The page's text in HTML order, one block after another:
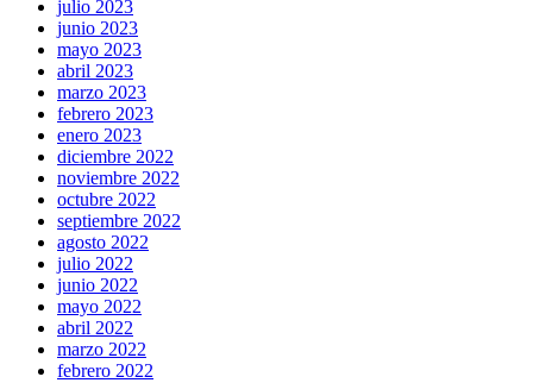
julio 2023
junio 2023
mayo 2023
abril 2023
marzo 2023
febrero 2023
enero 2023
diciembre 2022
noviembre 2022
octubre 2022
septiembre 2022
agosto 2022
julio 2022
junio 2022
mayo 2022
abril 2022
marzo 2022
febrero 2022